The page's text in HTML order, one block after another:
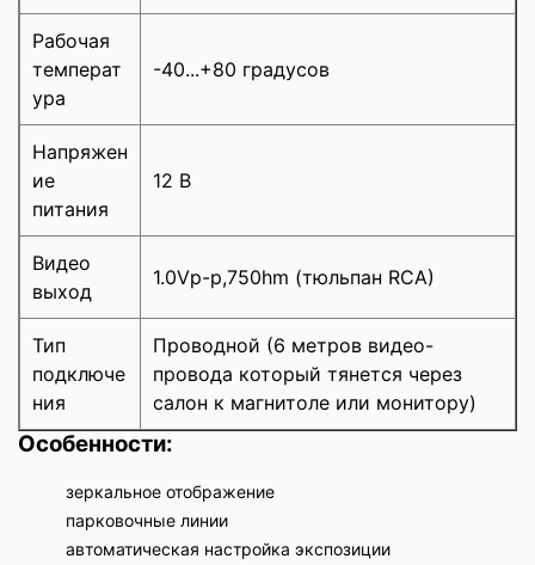
Рабочая
температ
ура
-40...+80 градусов
Напряжен
ие
питания
12 В
Видео
выход
1.0Vp-p,750hm (тюльпан RCA)
Тип
подключе
ния
Проводной (6 метров видео-
провода который тянется через
салон к магнитоле или монитору)
Особенности:
зеркальное отображение
парковочные линии
автоматическая настройка экспозиции